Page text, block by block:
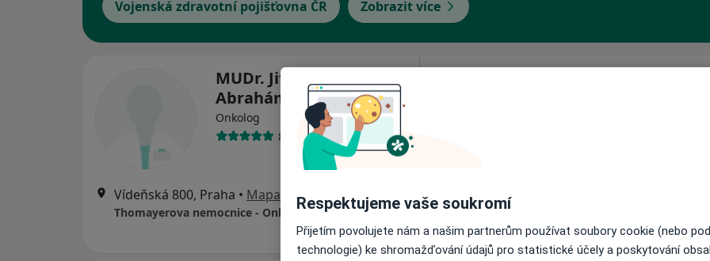
Vojenská zdravotní pojišťovna ČR Zobrazit více
MUDr. Jitka
Abrahámová
Onkolog
8 názorů
Vídeňská 800, Praha • Mapa
Thomayerova nemocnice - Onkologická klinika 1.LF UK
Respektujeme vaše soukromí
Přijetím povolujete nám a našim partnerům používat soubory cookie (nebo
technologie) ke shromažďování údajů pro statistické účely a poskytování